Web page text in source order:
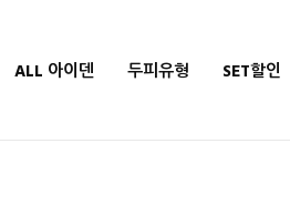
ALL 아이덴 두피유형 SET할인